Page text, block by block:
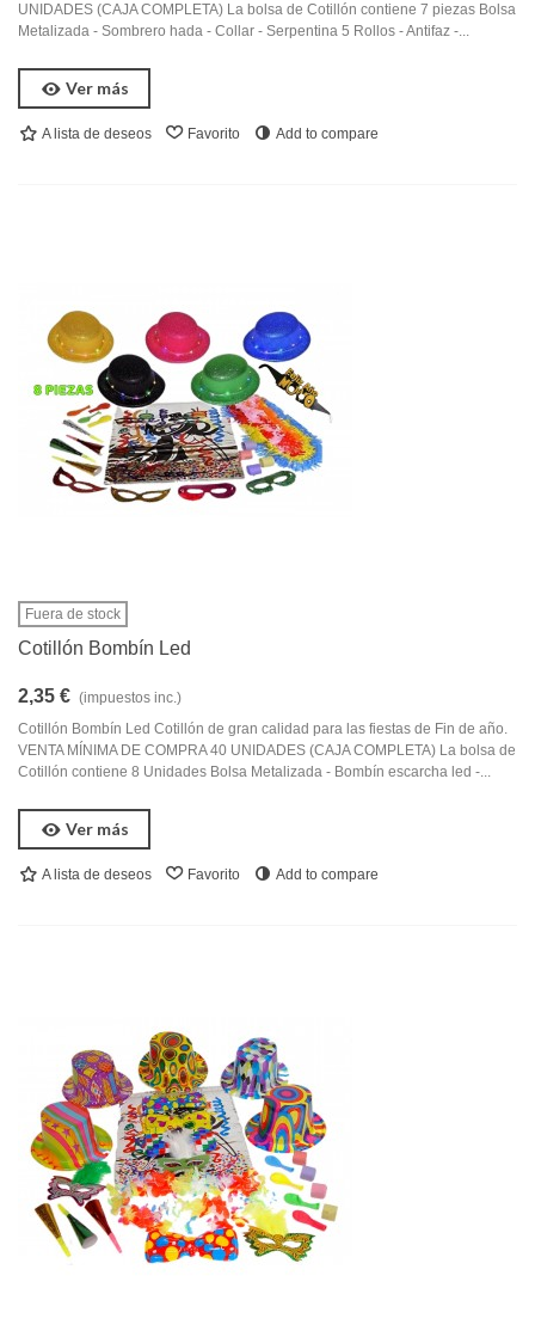
UNIDADES (CAJA COMPLETA) La bolsa de Cotillón contiene 7 piezas Bolsa
Metalizada - Sombrero hada - Collar - Serpentina 5 Rollos - Antifaz -...
Ver más
A lista de deseos Favorito Add to compare
Fuera de stock
Cotillón Bombín Led
2,35 € (impuestos inc.)
Cotillón Bombín Led Cotillón de gran calidad para las fiestas de Fin de año.
VENTA MÍNIMA DE COMPRA 40 UNIDADES (CAJA COMPLETA) La bolsa de
Cotillón contiene 8 Unidades Bolsa Metalizada - Bombín escarcha led -...
Ver más
A lista de deseos Favorito Add to compare